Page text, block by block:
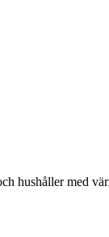
hushåller med